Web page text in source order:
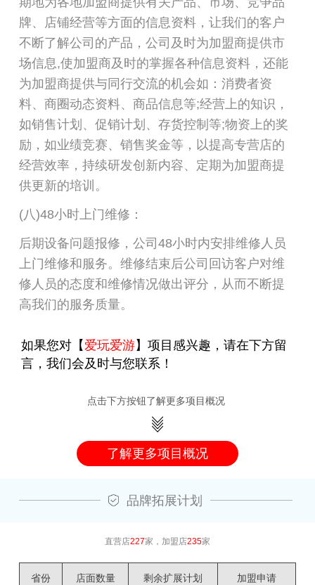
牌、店铺经营等方面的信息资料，让我们的客户
不断了解公司的产品，公司及时为加盟商提供市
场信息,使加盟商及时的掌握各种信息资料，还能
为加盟商提供与同行交流的机会如：消费者资
料、商圈动态资料、商品信息等;经营上的知识，
如销售计划、促销计划、存货控制等;物资上的奖
励，如业绩竞赛、销售奖金等，以提高专营店的
经营效率，持续研发创新内容、定期为加盟商提
供更新的培训。
(八)48小时上门维修：
后期设备问题报修，公司48小时内安排维修人员
上门维修和服务。维修结束后公司回访客户对维
修人员的态度和维修情况做出评分，从而不断提
高我们的服务质量。
如果您对【 爱玩爱游】项目感兴趣，请在下方留
言，我们会及时与您联系！
点击下方按钮了解更多项目概况
了解更多项目概况
品牌拓展计划
直营店227家，加盟店235家
省份 店面数量 剩余扩展计划 加盟申请